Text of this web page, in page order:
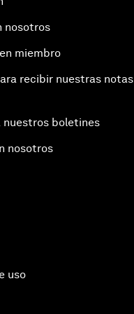
nosotros
miembro
recibir nuestras notas
nuestros boletines
nosotros
uso